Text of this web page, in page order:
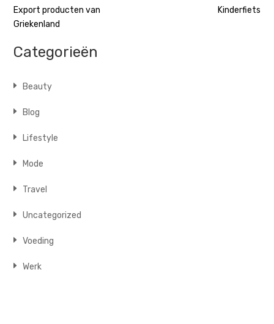
Bericht
navigatie
Export producten van
Griekenland
Kinderfiets
Categorieën
Beauty
Blog
Lifestyle
Mode
Travel
Uncategorized
Voeding
Werk